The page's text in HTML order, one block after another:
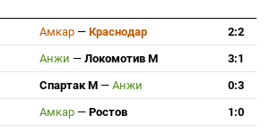
Амкар — Краснодар
2:2
Анжи — Локомотив М
3:1
Спартак М — Анжи
0:3
Амкар — Ростов
1:0